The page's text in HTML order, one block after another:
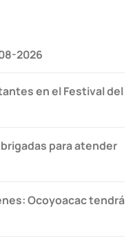
2026
en el Festival del
para atender
Ocoyoacac tendrá